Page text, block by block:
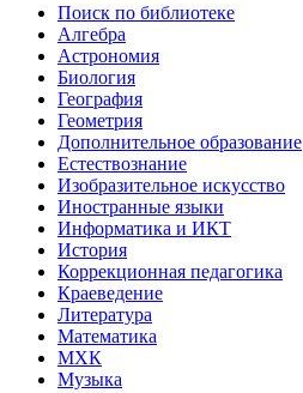
Поиск по библиотеке
Алгебра
Астрономия
Биология
География
Геометрия
Дополнительное образование
Естествознание
Изобразительное искусство
Иностранные языки
Информатика и ИКТ
История
Коррекционная педагогика
Краеведение
Литература
Математика
МХК
Музыка